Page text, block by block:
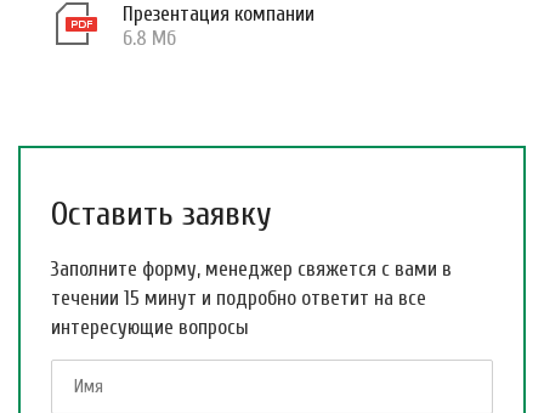
Презентация компании
6.8 Мб
Оставить заявку
Заполните форму, менеджер свяжется с вами в
течении 15 минут и подробно ответит на все
интересующие вопросы